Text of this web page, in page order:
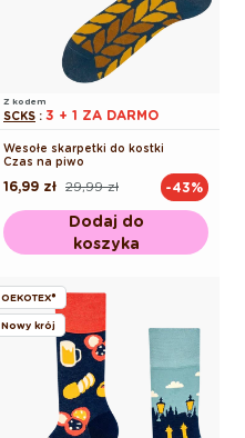
Z kodem
SCKS : 3 + 1 ZA DARMO
Wesołe skarpetki do kostki
Czas na piwo
Cena
29,99 zł
Cena
16,99 zł -43%
Dodaj do
koszyka
OEKOTEX®
Nowy krój